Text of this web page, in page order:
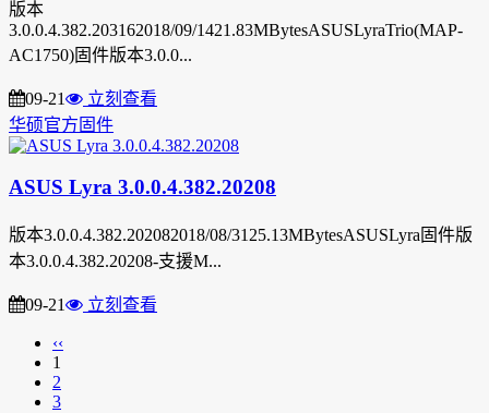
版本
3.0.0.4.382.203162018/09/1421.83MBytesASUSLyraTrio(MAP-
AC1750)固件版本3.0.0...
09-21
立刻查看
华硕官方固件
ASUS Lyra 3.0.0.4.382.20208
版本3.0.0.4.382.202082018/08/3125.13MBytesASUSLyra固件版
本3.0.0.4.382.20208-支援M...
09-21 立刻查看
‹‹
1
2
3